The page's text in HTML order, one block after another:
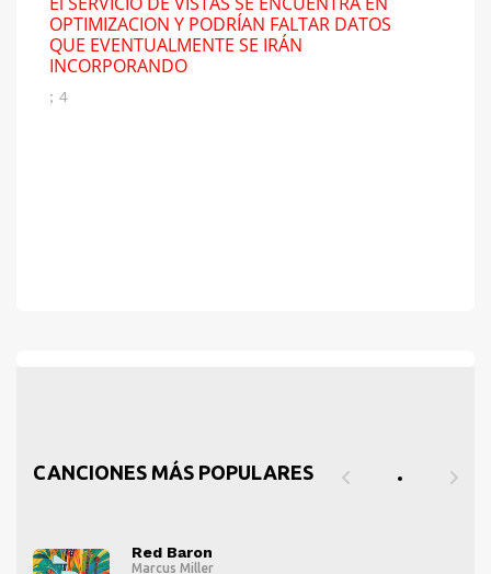
OPTIMIZACION Y PODRÍAN FALTAR DATOS
QUE EVENTUALMENTE SE IRÁN
INCORPORANDO
; 4
CANCIONES MÁS POPULARES
Red Baron
Marcus Miller